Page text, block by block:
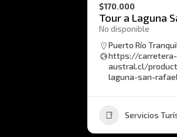
$170.000
Tour a Laguna
No disponible
Puerto Río
https://carretera-
austral.cl/
laguna-san-
Servicios